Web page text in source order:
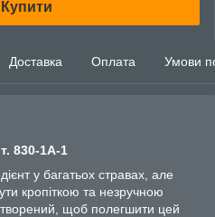
Купити
Доставка Оплата Умови
830-1А-1
у багатьох стравах, але
кропіткою та незручною
щоб полегшити цей